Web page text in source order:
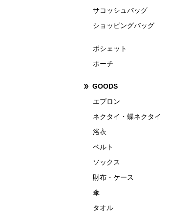
サコッシュバッグ
ショッピングバッグ
ポシェット
ポーチ
GOODS
エプロン
ネクタイ・蝶ネクタイ
浴衣
ベルト
ソックス
財布・ケース
傘
タオル